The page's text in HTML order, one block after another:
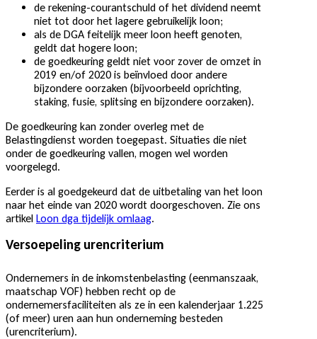
de rekening-courantschuld of het dividend neemt
niet tot door het lagere gebruikelijk loon;
als de DGA feitelijk meer loon heeft genoten,
geldt dat hogere loon;
de goedkeuring geldt niet voor zover de omzet in
2019 en/of 2020 is beïnvloed door andere
bijzondere oorzaken (bijvoorbeeld oprichting,
staking, fusie, splitsing en bijzondere oorzaken).
De goedkeuring kan zonder overleg met de
Belastingdienst worden toegepast. Situaties die niet
onder de goedkeuring vallen, mogen wel worden
voorgelegd.
Eerder is al goedgekeurd dat de uitbetaling van het loon
naar het einde van 2020 wordt doorgeschoven. Zie ons
artikel Loon dga tijdelijk omlaag.
Versoepeling urencriterium
Ondernemers in de inkomstenbelasting (eenmanszaak,
maatschap VOF) hebben recht op de
ondernemersfaciliteiten als ze in een kalenderjaar 1.225
(of meer) uren aan hun onderneming besteden
(urencriterium).